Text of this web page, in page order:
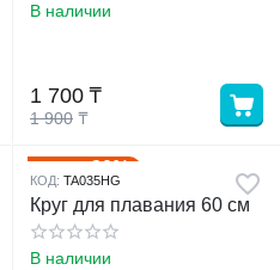
В наличии
1 900 ₸
1 700 ₸
20%
КОД: TA035HG
Круг для плавания 60 см
В наличии